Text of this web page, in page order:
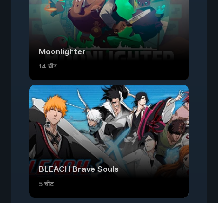
Moonlighter
14 चीट
BLEACH Brave Souls
5 चीट